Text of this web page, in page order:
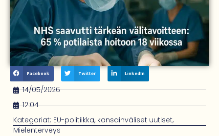
Facebook Twitter LinkedIn
14/05/2026
12:04
Kategoriat: EU-politiikka, kansainväliset uutiset,
Mielenterveys